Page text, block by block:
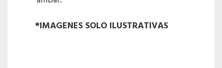
*IMAGENES SOLO ILUSTRATIVAS